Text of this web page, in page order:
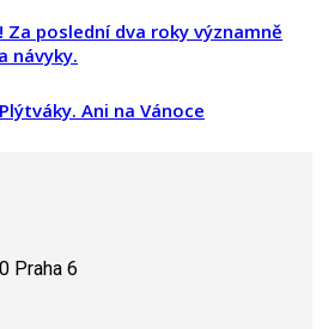
Za poslední dva roky významně
návyky.
Ani na Vánoce
Praha 6